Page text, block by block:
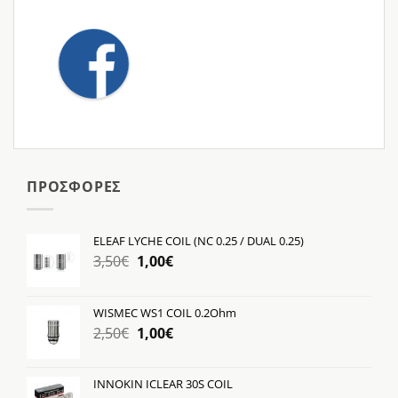
ΠΡΟΣΦΟΡΕΣ
ELEAF LYCHE COIL (NC 0.25 / DUAL 0.25)
3,50€ Original
3,50€.
1,00€Η
είναι:
1,00€.
WISMEC WS1 COIL 0.2Ohm
2,50€ Original
2,50€.
1,00€Η
είναι:
INNOKIN ICLEAR 30S COIL